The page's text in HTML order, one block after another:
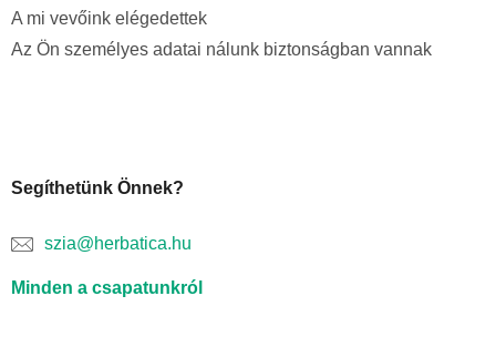
A mi vevőink elégedettek
Az Ön személyes adatai nálunk biztonságban vannak
Segíthetünk Önnek?
szia@herbatica.hu
Minden a csapatunkról